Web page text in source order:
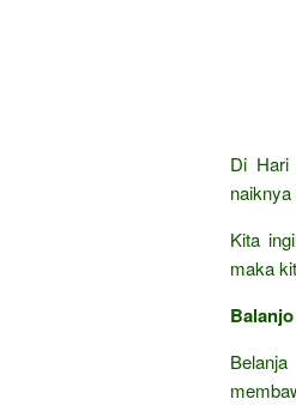
Di Hari
Kita
maka